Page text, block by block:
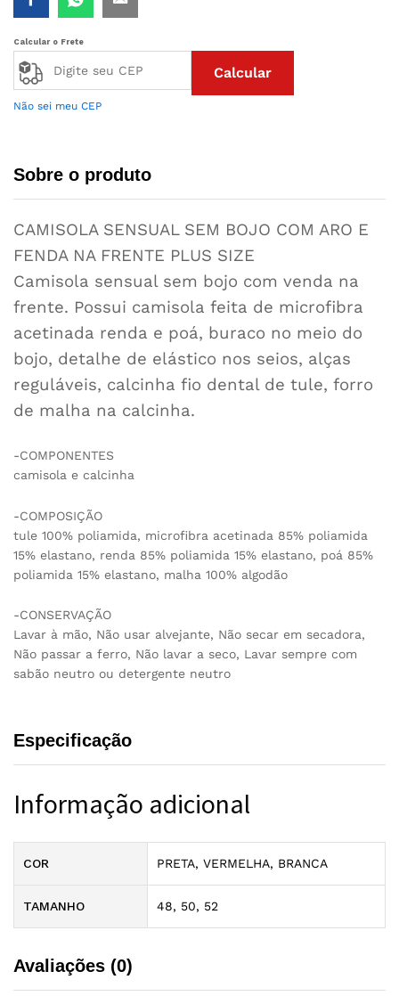
Calcular o Frete
Calcular
Não sei meu CEP
Sobre o produto
CAMISOLA SENSUAL SEM BOJO COM ARO E
FENDA NA FRENTE PLUS SIZE
Camisola sensual sem bojo com venda na
frente. Possui camisola feita de microfibra
acetinada renda e poá, buraco no meio do
bojo, detalhe de elástico nos seios, alças
reguláveis, calcinha fio dental de tule, forro
de malha na calcinha.
-COMPONENTES
camisola e calcinha
-COMPOSIÇÃO
tule 100% poliamida, microfibra acetinada 85% poliamida
15% elastano, renda 85% poliamida 15% elastano, poá 85%
poliamida 15% elastano, malha 100% algodão
-CONSERVAÇÃO
Lavar à mão, Não usar alvejante, Não secar em secadora,
Não passar a ferro, Não lavar a seco, Lavar sempre com
sabão neutro ou detergente neutro
Especificação
Informação adicional
COR PRETA, VERMELHA, BRANCA
TAMANHO 48, 50, 52
Avaliações (0)